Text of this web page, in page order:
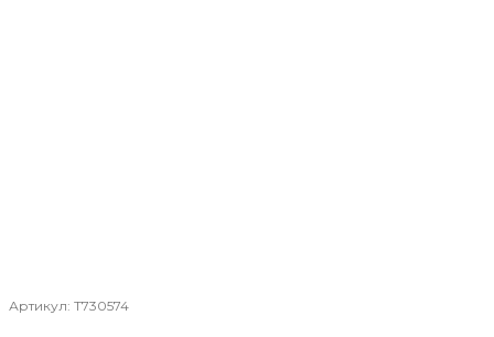
Артикул: T730574